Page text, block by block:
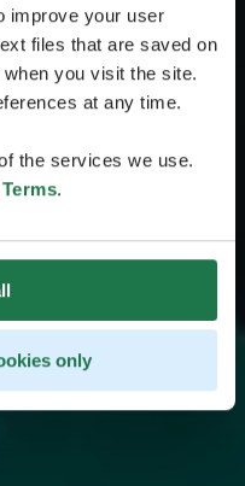
improve your user
files that are saved on
you visit the site.
at any time.
the services we use.
.
only